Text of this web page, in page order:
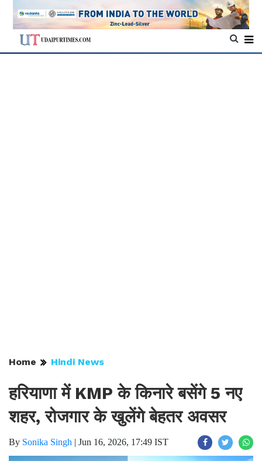
Home Hindi News
हरियाणा में KMP के किनारे बसेंगे 5 नए
शहर, रोजगार के खुलेंगे बेहतर अवसर
By Sonika Singh | Jun 16, 2026, 17:49 IST